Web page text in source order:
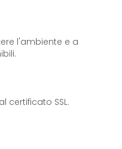
l'ambiente e a
certificato SSL.